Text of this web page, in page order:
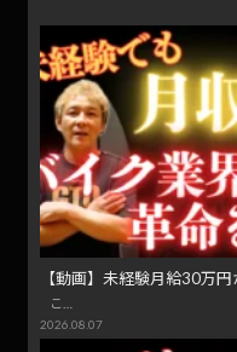
【動画】未経験月給30万円
こ…
2026.08.07